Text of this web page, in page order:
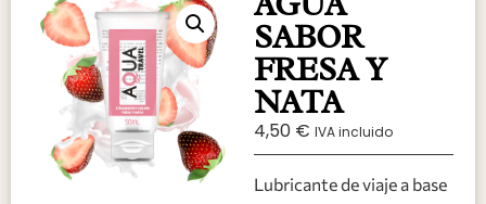
SABOR
FRESA Y
NATA
4,50 € IVA incluido
Lubricante de viaje a base